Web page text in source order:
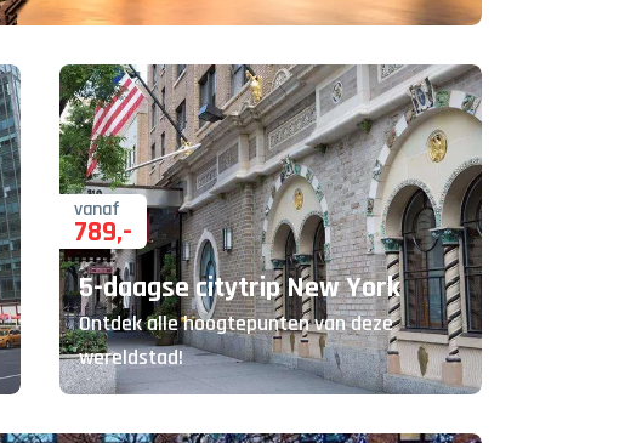
vanaf
789,-
5-daagse citytrip New York
Ontdek alle hoogtepunten van deze
wereldstad!